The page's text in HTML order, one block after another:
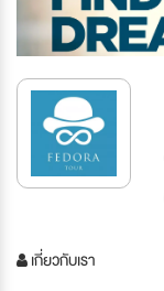
เกี่ยวกับเรา